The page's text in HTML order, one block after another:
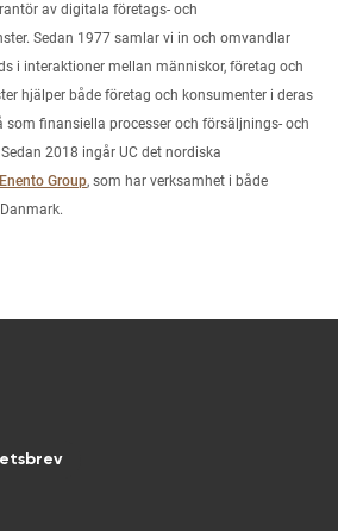
av digitala företags- och
Sedan 1977 samlar vi in och omvandlar
i interaktioner mellan människor, företag och
hjälper både företag och konsumenter i deras
som finansiella processer och försäljnings- och
2018 ingår UC det nordiska
Enento Group, som har verksamhet i både